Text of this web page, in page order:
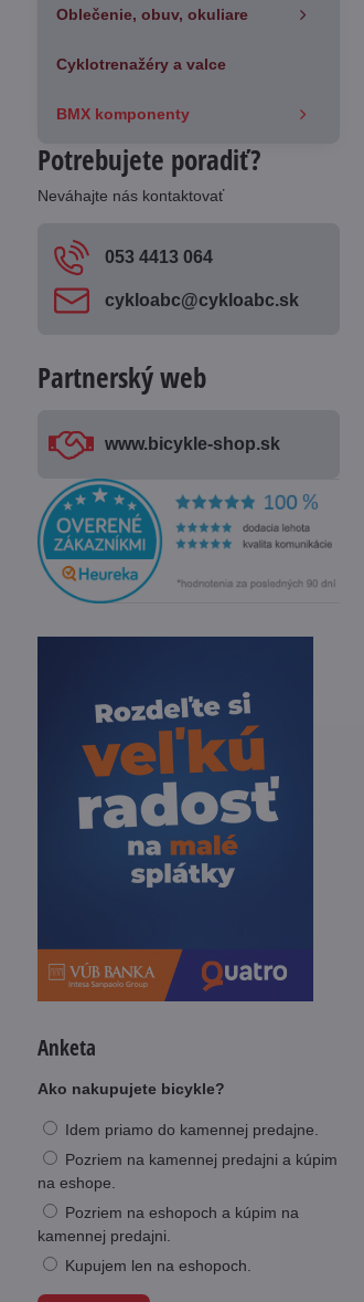
Oblečenie, obuv, okuliare
Cyklotrenažéry a valce
BMX komponenty
Potrebujete poradiť?
Neváhajte nás kontaktovať
053 4413 064
cykloabc​@cykloabc​.sk
Partnerský web
www​.bicykle-shop​.sk
Anketa
Ako nakupujete bicykle?
Idem priamo do kamennej predajne.
Pozriem na kamennej predajni a kúpim
na eshope.
Pozriem na eshopoch a kúpim na
kamennej predajni.
Kupujem len na eshopoch.